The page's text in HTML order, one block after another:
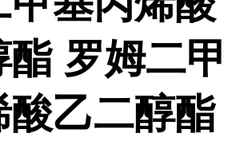
罗姆二甲
酸乙二醇酯